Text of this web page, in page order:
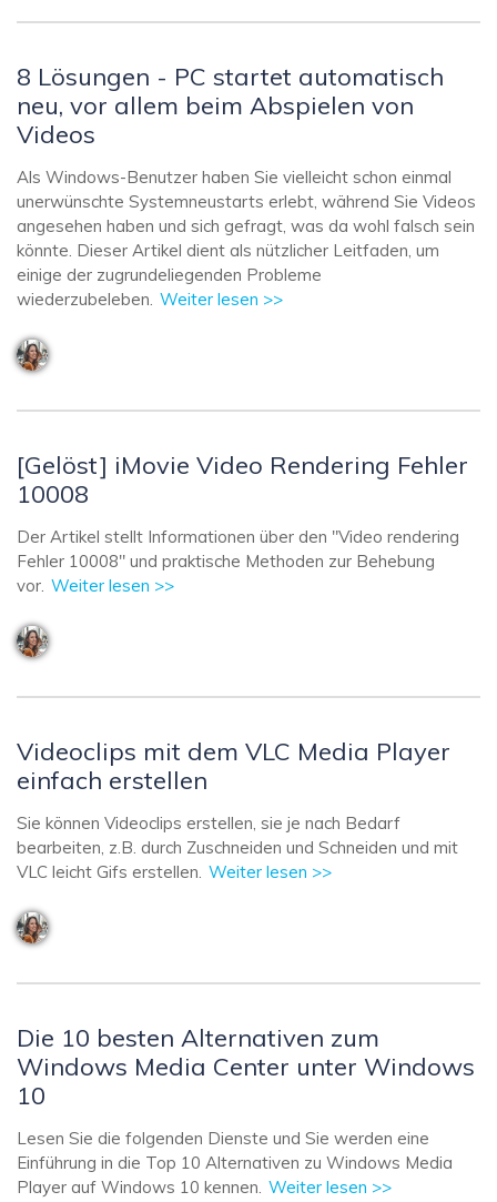
8 Lösungen - PC startet automatisch
neu, vor allem beim Abspielen von
Videos
Als Windows-Benutzer haben Sie vielleicht schon einmal
unerwünschte Systemneustarts erlebt, während Sie Videos
angesehen haben und sich gefragt, was da wohl falsch sein
könnte. Dieser Artikel dient als nützlicher Leitfaden, um
einige der zugrundeliegenden Probleme
wiederzubeleben. Weiter lesen >>
[Gelöst] iMovie Video Rendering Fehler
10008
Der Artikel stellt Informationen über den "Video rendering
Fehler 10008" und praktische Methoden zur Behebung
vor. Weiter lesen >>
Videoclips mit dem VLC Media Player
einfach erstellen
Sie können Videoclips erstellen, sie je nach Bedarf
bearbeiten, z.B. durch Zuschneiden und Schneiden und mit
VLC leicht Gifs erstellen. Weiter lesen >>
Die 10 besten Alternativen zum
Windows Media Center unter Windows
10
Lesen Sie die folgenden Dienste und Sie werden eine
Einführung in die Top 10 Alternativen zu Windows Media
Player auf Windows 10 kennen. Weiter lesen >>